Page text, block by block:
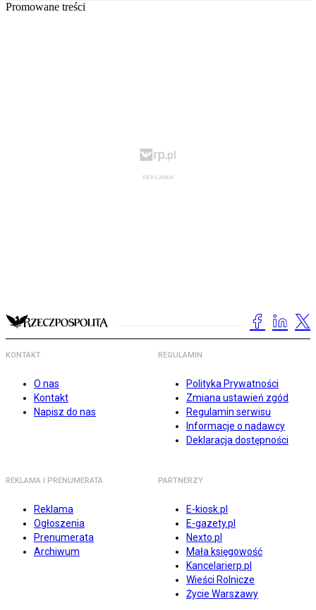
Promowane treści
KONTAKT
O nas
Kontakt
Napisz do nas
REGULAMIN
Polityka Prywatności
Zmiana ustawień zgód
Regulamin serwisu
Informacje o nadawcy
Deklaracja dostępności
REKLAMA I PRENUMERATA
Reklama
Ogłoszenia
Prenumerata
Archiwum
PARTNERZY
E-kiosk.pl
E-gazety.pl
Nexto.pl
Mała księgowość
Kancelarierp.pl
Wieści Rolnicze
Życie Warszawy